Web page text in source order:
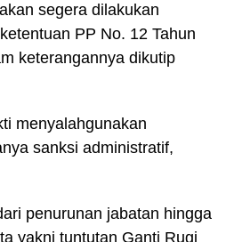
segera dilakukan
PP No. 12 Tahun
keterangannya dikutip
menyalahgunakan
sanksi administratif,
penurunan jabatan hingga
yakni tuntutan Ganti Rugi